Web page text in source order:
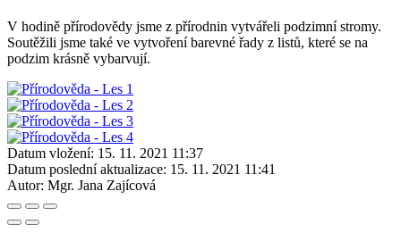
V hodině přírodovědy jsme z přírodnin vytvářeli podzimní stromy.
Soutěžili jsme také ve vytvoření barevné řady z listů, které se na
podzim krásně vybarvují.
Datum vložení: 15. 11. 2021 11:37
Datum poslední aktualizace: 15. 11. 2021 11:41
Autor: Mgr. Jana Zajícová